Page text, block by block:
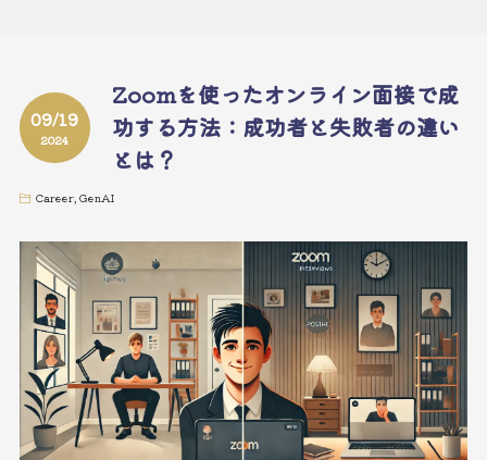
09/19
2024
Zoomを使ったオンライン面接で成
功する方法：成功者と失敗者の違い
とは？
Career, GenAI